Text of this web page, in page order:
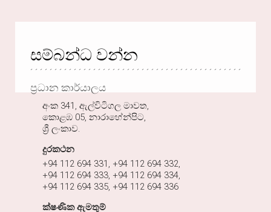
සම්බන්ධ වන්න
ප්‍රධාන කාර්යාලය
අංක 341, ඇල්විටිගල මාවත,
කොළඹ 05, නාරාහේන්පිට,
ශ්‍රී ලංකාව.
දුරකථන
+94 112 694 331, +94 112 694 332,
+94 112 694 333, +94 112 694 334,
+94 112 694 335, +94 112 694 336
ක්ෂණික ඇමතුම්